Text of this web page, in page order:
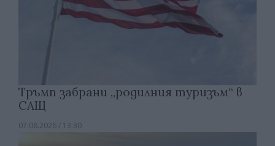
Тръмп забрани „родилния туризъм“ в
САЩ
07.08.2026 / 13:30